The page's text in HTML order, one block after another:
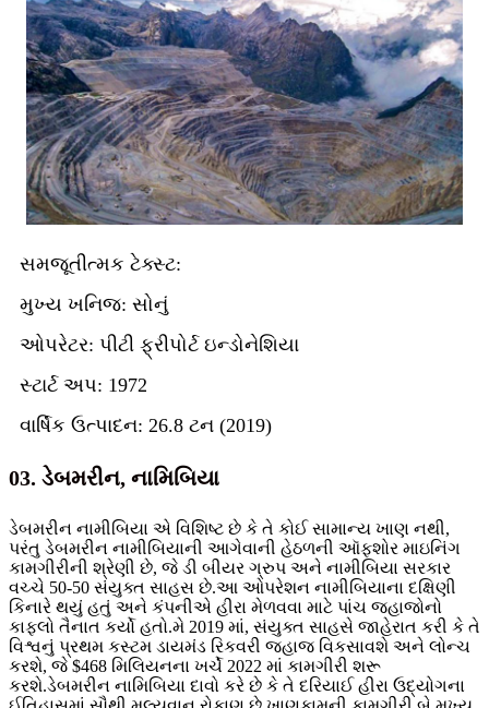
સમજૂતીત્મક ટેક્સ્ટ:
મુખ્ય ખનિજ: સોનું
ઓપરેટર: પીટી ફ્રીપોર્ટ ઇન્ડોનેશિયા
સ્ટાર્ટ અપ: 1972
વાર્ષિક ઉત્પાદન: 26.8 ટન (2019)
03. ડેબમરીન, નામિબિયા
ડેબમરીન નામીબિયા એ વિશિષ્ટ છે કે તે કોઈ સામાન્ય ખાણ નથી,
પરંતુ ડેબમરીન નામીબિયાની આગેવાની હેઠળની ઑફશોર માઇનિંગ
કામગીરીની શ્રેણી છે, જે ડી બીયર ગ્રુપ અને નામીબિયા સરકાર
વચ્ચે 50-50 સંયુક્ત સાહસ છે.આ ઓપરેશન નામીબિયાના દક્ષિણી
કિનારે થયું હતું અને કંપનીએ હીરા મેળવવા માટે પાંચ જહાજોનો
કાફલો તૈનાત કર્યો હતો.મે 2019 માં, સંયુક્ત સાહસે જાહેરાત કરી કે તે
વિશ્વનું પ્રથમ કસ્ટમ ડાયમંડ રિકવરી જહાજ વિકસાવશે અને લોન્ચ
કરશે, જે $468 મિલિયનના ખર્ચે 2022 માં કામગીરી શરૂ
કરશે.ડેબમરીન નામિબિયા દાવો કરે છે કે તે દરિયાઈ હીરા ઉદ્યોગના